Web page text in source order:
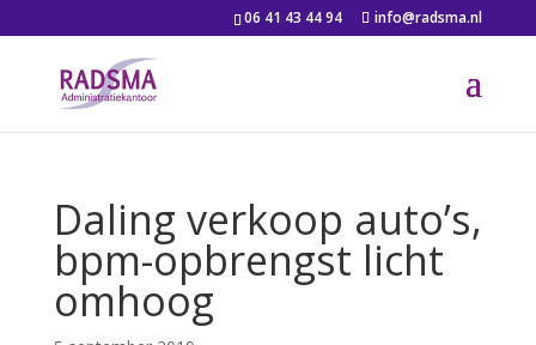
06 41 43 44 94 info@radsma.nl
Daling verkoop auto’s,
bpm-opbrengst licht
omhoog